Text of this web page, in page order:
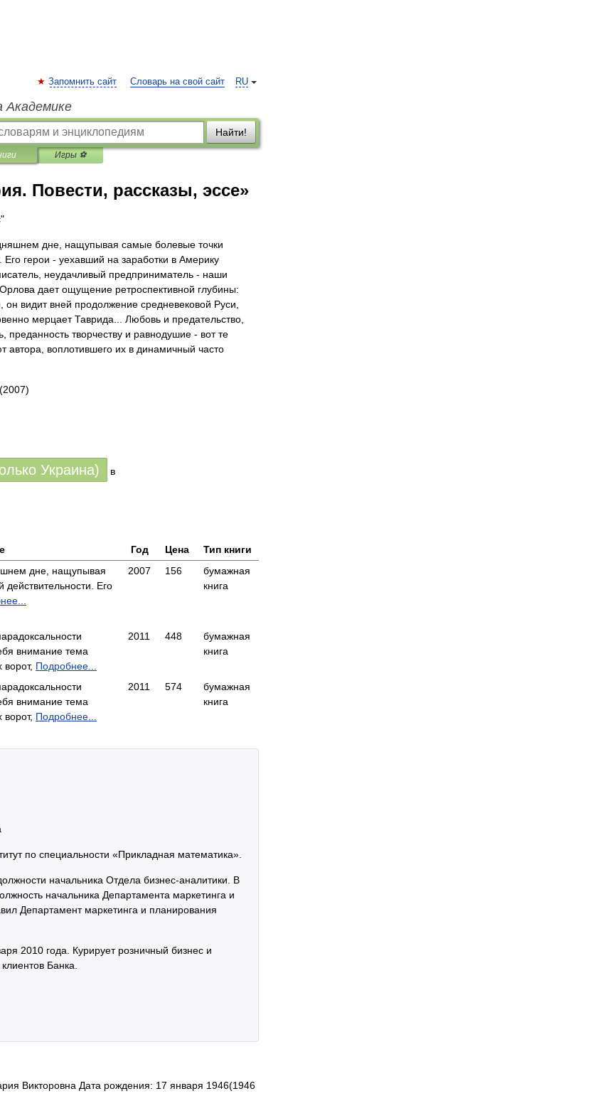
RU
Запомнить сайт Словарь на свой сайт
Академике
Найти!
Игры ⚽
Повести, рассказы, эссе»
дне, нащупывая самые болевые точки
Его герои - уехавший на заработки в Америку
неудачливый предприниматель - наши
дает ощущение ретроспективной глубины:
видит вней продолжение средневековой Руси,
мерцает Таврида... Любовь и предательство,
преданность творчеству и равнодушие - вот те
автора, воплотившего их в динамичный часто
(2007)
Украина) в
Год Цена
Тип книги
дне, нащупывая
Его
2007 156
бумажная
книга
внимание тема
Подробнее...
2011 448
бумажная
книга
внимание тема
Подробнее...
2011 574
бумажная
книга
по специальности «Прикладная математика».
начальника Отдела бизнес-аналитики. В
начальника Департамента маркетинга и
Департамент маркетинга и планирования
2010 года. Курирует розничный бизнес и
Банка.
Викторовна Дата рождения: 17 января 1946(1946